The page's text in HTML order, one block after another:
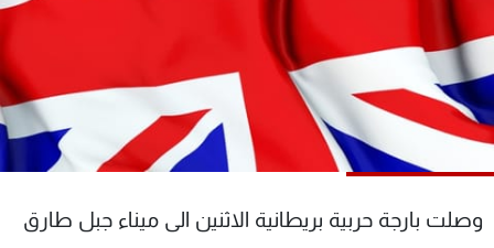
وصلت بارجة حربية بريطانية الاثنين الى ميناء جبل طارق
كأس العالم
البرامج
جدول البرامج
شاهد البرامج